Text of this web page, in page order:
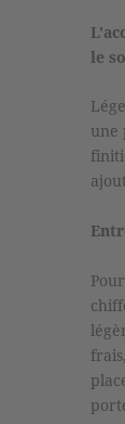
le
une